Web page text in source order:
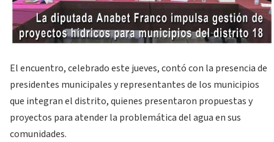
El encuentro, celebrado este jueves, contó con la presencia de
presidentes municipales y representantes de los municipios
que integran el distrito, quienes presentaron propuestas y
proyectos para atender la problemática del agua en sus
comunidades.